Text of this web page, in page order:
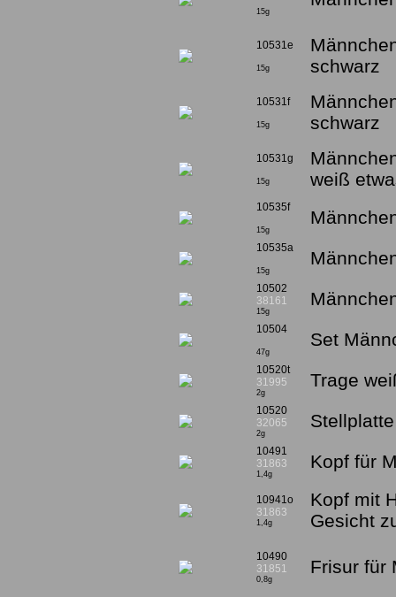
15g
10531e
15g
schwarz
10531f
15g
schwarz
10531g
15g
weiß
10535f
15g
10535a
15g
10502
38161
15g
10504
47g
Set
10520t
31995
2g
Trage
10520
32065
2g
10491
31863
1,4g
Kopf für
10941o
31863
1,4g
Kopf mit
Gesicht
10490
31851
0,8g
Frisur für